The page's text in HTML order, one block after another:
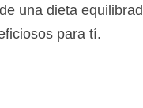
una dieta
para tí.